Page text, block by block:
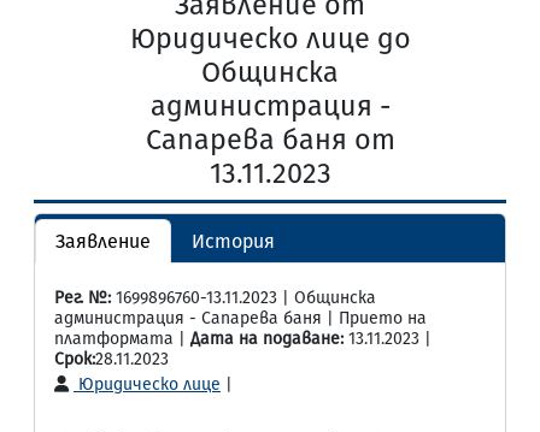
Юридическо лице до
Общинска
администрация -
Сапарева баня от
13.11.2023
Заявление История
Рег. №: 1699896760-13.11.2023 | Общинска
администрация - Сапарева баня | Прието на
платформата | Дата на подаване: 13.11.2023 |
Срок:28.11.2023
Юридическо лице